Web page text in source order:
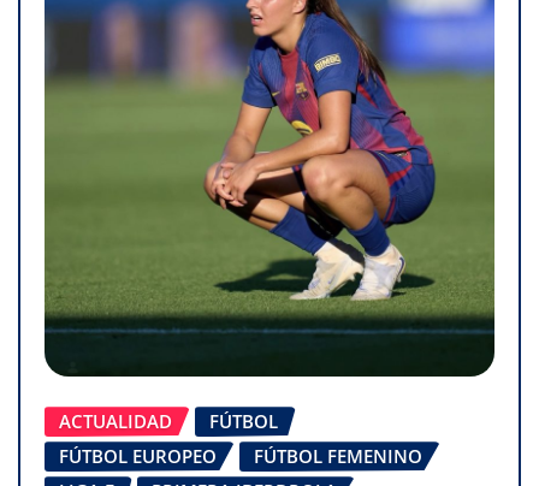
ACTUALIDAD
FÚTBOL
FÚTBOL EUROPEO
FÚTBOL FEMENINO